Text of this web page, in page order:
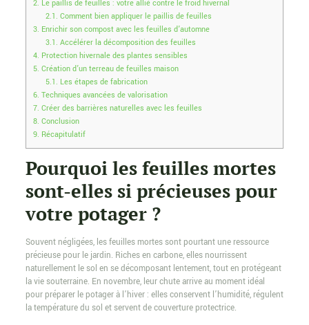
2. Le paillis de feuilles : votre allié contre le froid hivernal
2.1. Comment bien appliquer le paillis de feuilles
3. Enrichir son compost avec les feuilles d’automne
3.1. Accélérer la décomposition des feuilles
4. Protection hivernale des plantes sensibles
5. Création d’un terreau de feuilles maison
5.1. Les étapes de fabrication
6. Techniques avancées de valorisation
7. Créer des barrières naturelles avec les feuilles
8. Conclusion
9. Récapitulatif
Pourquoi les feuilles mortes
sont-elles si précieuses pour
votre potager ?
Souvent négligées, les feuilles mortes sont pourtant une ressource
précieuse pour le jardin. Riches en carbone, elles nourrissent
naturellement le sol en se décomposant lentement, tout en protégeant
la vie souterraine. En novembre, leur chute arrive au moment idéal
pour préparer le potager à l’hiver : elles conservent l’humidité, régulent
la température du sol et servent de couverture protectrice.